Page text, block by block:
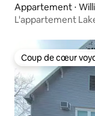
Appartement ⋅
L'appartement
Coup de cœur
Coup de cœur